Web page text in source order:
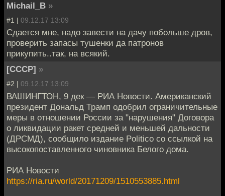
Michail_B »
#1 | 09.12.17 13:09
Сдается мне, надо завести на дачу побольше дров,
проверить запасы тушенки да патронов
прикупить..так, на всякий.
[СССР] »
#2 | 09.12.17 13:09
ВАШИНГТОН, 9 дек — РИА Новости. Американский
президент Дональд Трамп одобрил ограничительные
меры в отношении России за "нарушения" Договора
о ликвидации ракет средней и меньшей дальности
(ДРСМД), сообщило издание Politico со ссылкой на
высокопоставленного чиновника Белого дома.
РИА Новости
https://ria.ru/world/20171209/1510553885.html